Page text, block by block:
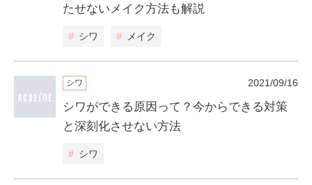
たせないメイク方法も解説
# シワ # メイク
シワ 2021/09/16
シワができる原因って？今からできる対策
と深刻化させない方法
# シワ